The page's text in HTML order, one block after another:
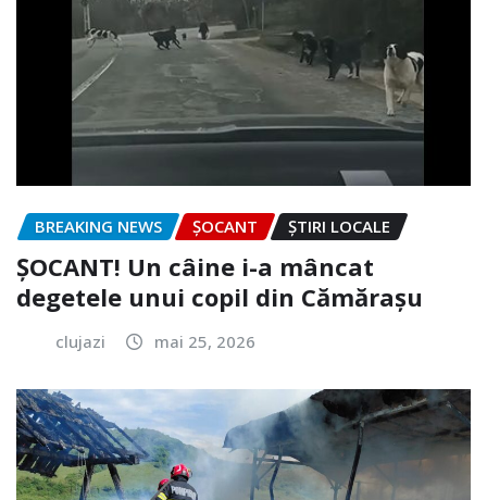
BREAKING NEWS ȘOCANT ȘTIRI LOCALE
ȘOCANT! Un câine i-a mâncat
degetele unui copil din Cămărașu
clujazi mai 25, 2026